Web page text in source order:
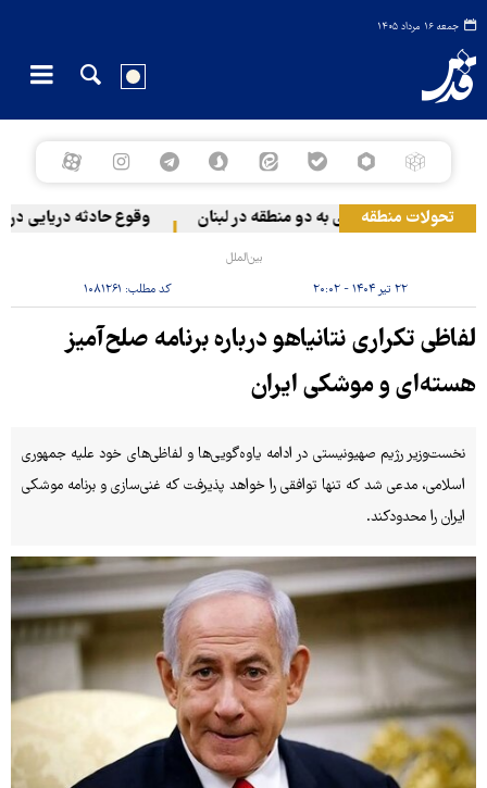
جمعه ۱۶ مرداد ۱۴۰۵
تحولات منطقه
رژیم صهیونیستی به دو منطقه در لبنان وقوع حادثه دریایی در
بین‌الملل
۲۲ تیر ۱۴۰۴ - ۲۰:۰۲ کد مطلب: ۱۰۸۱۲۶۱
لفاظی تکراری نتانیاهو درباره برنامه صلح‌آمیز
هسته‌ای و موشکی ایران
نخست‌وزیر رژیم صهیونیستی در ادامه یاوه‌گویی‌ها و لفاظی‌های خود علیه جمهوری
اسلامی، مدعی شد که تنها توافقی را خواهد پذیرفت که غنی‌سازی و برنامه موشکی
ایران را محدودکند.